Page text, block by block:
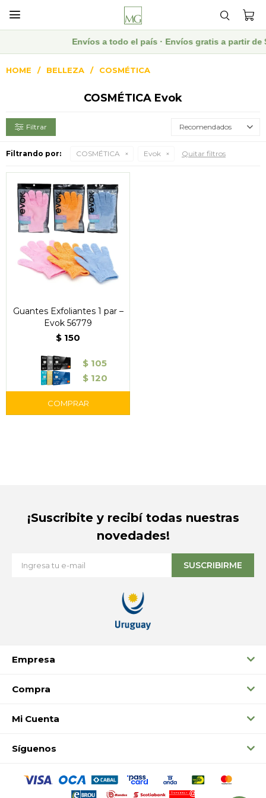

Envíos a todo el país · Envíos gratis a partir de
HOME BELLEZA COSMÉTICA
COSMÉTICA Evok
Recomendados
Filtrando por: COSMÉTICA Evok Quitar filtros
Guantes Exfoliantes 1 par –
Evok 56779
$ 150
$ 105
$ 120
Empresa
Compra
Mi Cuenta
Síguenos
¡Suscribite y recibí todas nuestras
novedades!
SUSCRIBIRME